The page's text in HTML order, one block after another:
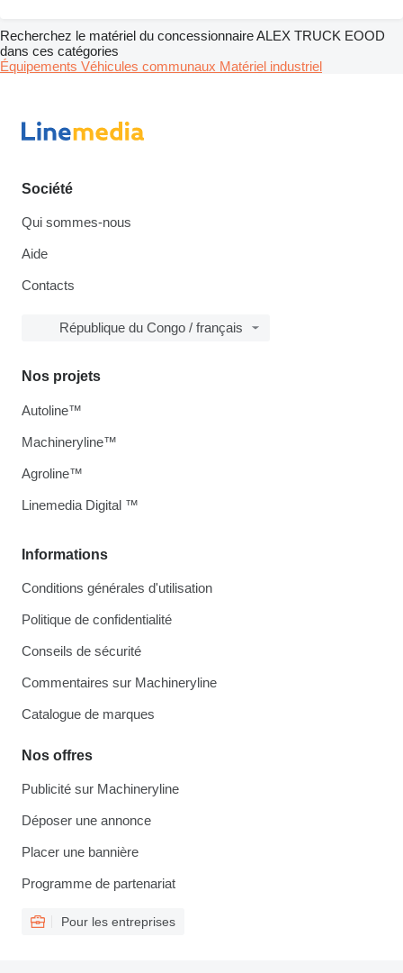
Recherchez le matériel du concessionnaire ALEX TRUCK EOOD
dans ces catégories
Équipements Véhicules communaux Matériel industriel
Société
Qui sommes-nous
Aide
Contacts
République du Congo / français
Informations
Conditions générales d'utilisation
Politique de confidentialité
Conseils de sécurité
Commentaires sur Machineryline
Catalogue de marques
Nos offres
Publicité sur Machineryline
Déposer une annonce
Placer une bannière
Programme de partenariat
Pour les entreprises
Nos projets
Autoline™
Machineryline™
Agroline™
Linemedia Digital ™